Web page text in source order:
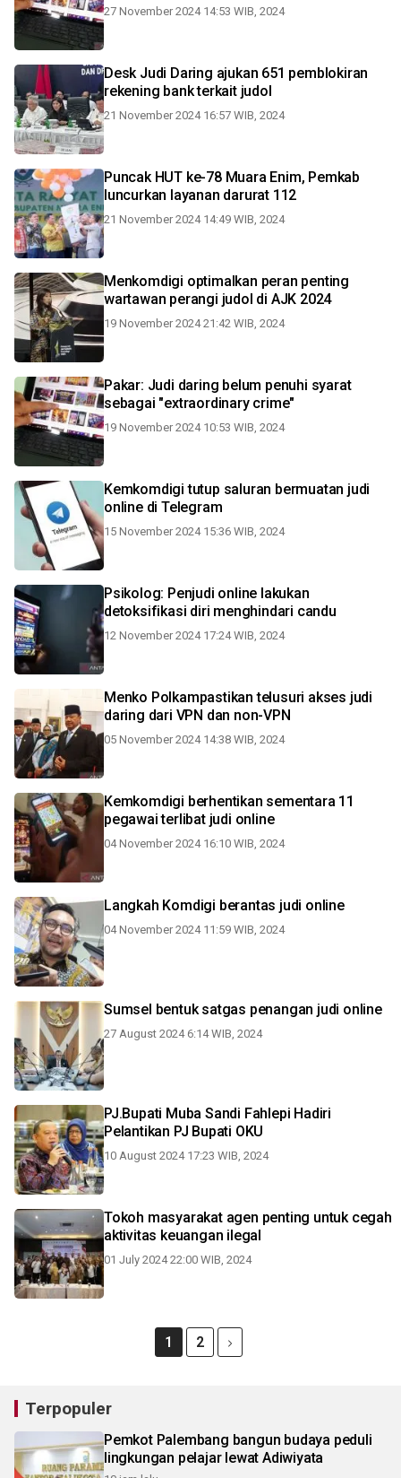
27 November 2024 14:53 WIB, 2024
Desk Judi Daring ajukan 651 pemblokiran
rekening bank terkait judol
21 November 2024 16:57 WIB, 2024
Puncak HUT ke-78 Muara Enim, Pemkab
luncurkan layanan darurat 112
21 November 2024 14:49 WIB, 2024
Menkomdigi optimalkan peran penting
wartawan perangi judol di AJK 2024
19 November 2024 21:42 WIB, 2024
Pakar: Judi daring belum penuhi syarat
sebagai "extraordinary crime"
19 November 2024 10:53 WIB, 2024
Kemkomdigi tutup saluran bermuatan judi
online di Telegram
15 November 2024 15:36 WIB, 2024
Psikolog: Penjudi online lakukan
detoksifikasi diri menghindari candu
12 November 2024 17:24 WIB, 2024
Menko Polkampastikan telusuri akses judi
daring dari VPN dan non-VPN
05 November 2024 14:38 WIB, 2024
Kemkomdigi berhentikan sementara 11
pegawai terlibat judi online
04 November 2024 16:10 WIB, 2024
Langkah Komdigi berantas judi online
04 November 2024 11:59 WIB, 2024
Sumsel bentuk satgas penangan judi online
27 August 2024 6:14 WIB, 2024
PJ.Bupati Muba Sandi Fahlepi Hadiri
Pelantikan PJ Bupati OKU
10 August 2024 17:23 WIB, 2024
Tokoh masyarakat agen penting untuk cegah
aktivitas keuangan ilegal
01 July 2024 22:00 WIB, 2024
1 2
Terpopuler
Pemkot Palembang bangun budaya peduli
lingkungan pelajar lewat Adiwiyata